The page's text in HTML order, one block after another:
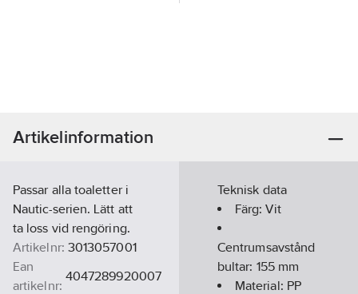
Artikelinformation
Passar alla toaletter i
Nautic-serien. Lätt att
ta loss vid rengöring.
Artikelnr: 3013057001
Ean
artikelnr:
4047289920007
Teknisk data
Färg:Vit
Centrumsavstånd
bultar: 155mm
Material: PP